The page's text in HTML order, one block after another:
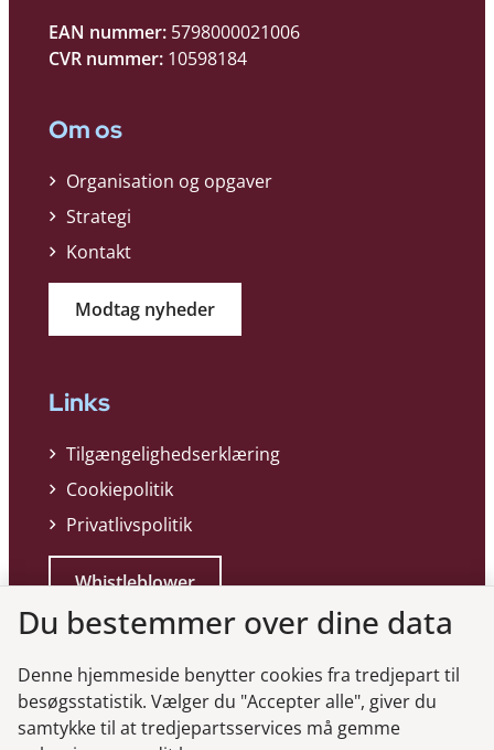
EAN nummer: 5798000021006
CVR nummer: 10598184
Om os
Organisation og opgaver
Strategi
Kontakt
Modtag nyheder
Links
Tilgængelighedserklæring
Cookiepolitik
Privatlivspolitik
Whistleblower
Du bestemmer over dine data
Denne hjemmeside benytter cookies fra tredjepart til
besøgsstatistik. Vælger du "Accepter alle", giver du
samtykke til at tredjepartsservices må gemme